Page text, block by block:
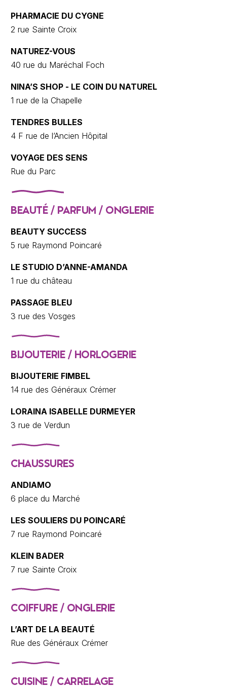
PHARMACIE DU CYGNE
2 rue Sainte Croix
NATUREZ-VOUS
40 rue du Maréchal Foch
NINA’S SHOP - LE COIN DU NATUREL
1 rue de la Chapelle
TENDRES BULLES
4 F rue de l’Ancien Hôpital
VOYAGE DES SENS
Rue du Parc
BEAUTÉ / PARFUM / ONGLERIE
BEAUTY SUCCESS
5 rue Raymond Poincaré
LE STUDIO D’ANNE-AMANDA
1 rue du château
PASSAGE BLEU
3 rue des Vosges
BIJOUTERIE / HORLOGERIE
BIJOUTERIE FIMBEL
14 rue des Généraux Crémer
LORAINA ISABELLE DURMEYER
3 rue de Verdun
CHAUSSURES
ANDIAMO
6 place du Marché
LES SOULIERS DU POINCARÉ
7 rue Raymond Poincaré
KLEIN BADER
7 rue Sainte Croix
COIFFURE / ONGLERIE
L’ART DE LA BEAUTÉ
Rue des Généraux Crémer
CUISINE / CARRELAGE